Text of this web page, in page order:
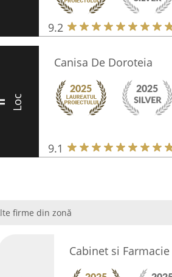
9.2
Loc
Canisa De Doroteia
9.1
firme din zonă
Cabinet si